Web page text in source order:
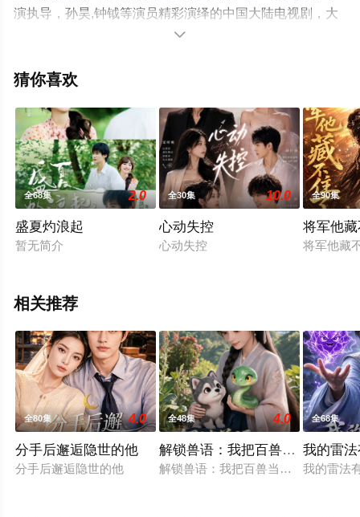
演执导，孙昊,钟钺等演员精彩演绎的中国大陆电视剧，大
结局剧情已揭晓（1-1全集），手机免费观看高清未删减完
瓣电视剧、电视猫或剧情网等平台了解。

猜你喜欢
全68集 2.0
盛夏灼浪起
暂无简介
全30集 10.0
心动失控
心动失控
全90集
将军他
将军他藏
相关推荐
全80集 4.0
分手后邂逅隐世的他
分手后邂逅隐世的他
全48集 4.0
解锁兽语：我把百兽当萌宠
解锁兽语：我把百兽当萌宠
全68集
我的雷
我的雷法